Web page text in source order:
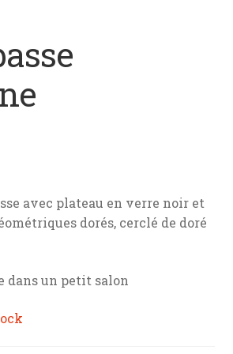
avec plateau en verre noir et
dorés, cerclé de doré
dans un petit salon